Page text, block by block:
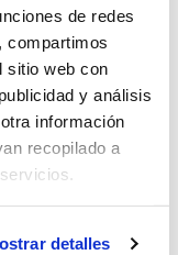
de redes
compartimos
sitio web con
y análisis
información
recopilado a
detalles